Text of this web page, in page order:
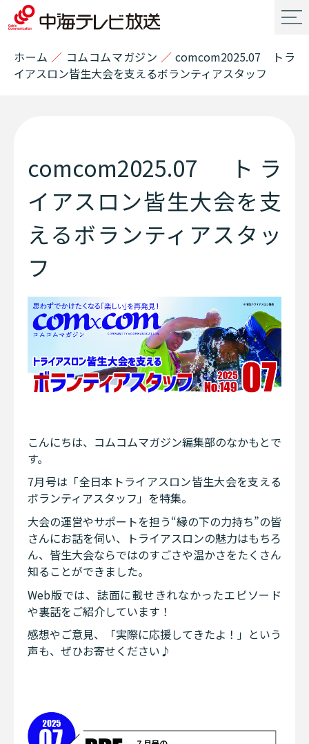
ホーム ／ コムコムマガジン ／ comcom2025.07 トラ
イアスロン皆生大会を支えるボランティアスタッフ
comcom2025.07 トラ
イアスロン皆生大会を支
えるボランティアスタッ
フ
こんにちは、コムコムマガジン編集部のなかもとで
す。
7月号は「全日本トライアスロン皆生大会を支える
ボランティアスタッフ」を特集。
大会の運営やサポートを担う“縁の下の力持ち”の皆
さんにお話を伺い、トライアスロンの魅力はもちろ
ん、皆生大会ならではのすごさや温かさをたくさん
知ることができました。
Web版では、誌面に載せきれなかったエピソード
や裏話をご紹介しています！
感想やご意見、「実際に応援してきたよ！」という
声も、ぜひお寄せください♪